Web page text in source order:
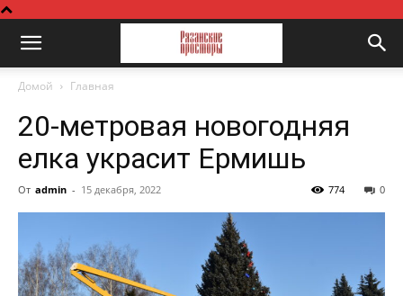
Домой Главная
20-метровая новогодняя
елка украсит Ермишь
От admin - 15 декабря, 2022 0
774